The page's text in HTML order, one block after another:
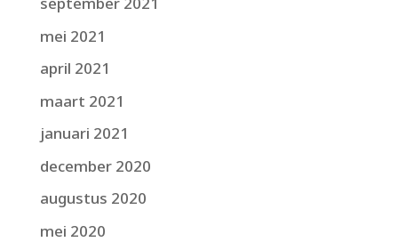
mei 2021
april 2021
maart 2021
januari 2021
december 2020
augustus 2020
mei 2020